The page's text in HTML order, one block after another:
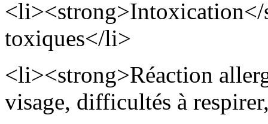
toxiques</li>
<li><strong>Réaction
visage, difficultés à